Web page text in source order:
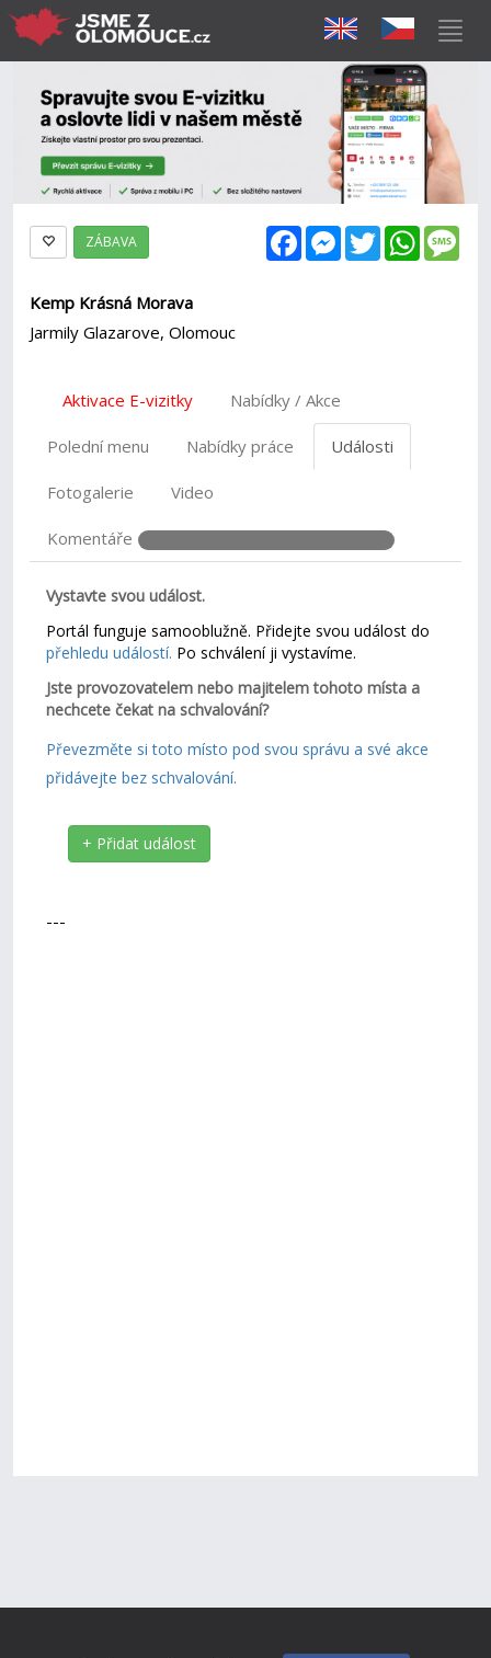
FacebookMessenger
Twitter
ZÁBAVA
Kemp Krásná Morava
Jarmily Glazarove, Olomouc
Aktivace E-vizitky Nabídky / Akce
Polední menu Nabídky práce Události
Fotogalerie Video
Komentáře
Vystavte svou událost.
Portál funguje samooblužně. Přidejte svou událost do
přehledu událostí. Po schválení ji vystavíme.
Jste provozovatelem nebo majitelem tohoto místa a
nechcete čekat na schvalování?
Převezměte si toto místo pod svou správu a své akce
přidávejte bez schvalování.
+ Přidat událost
---